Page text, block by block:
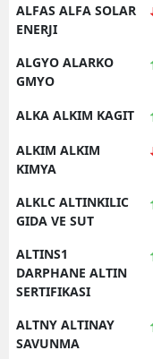
ALFAS ALFA SOLAR
ENERJI
ALGYO ALARKO
GMYO
ALKA ALKIM KAGIT
ALKIM ALKIM
KIMYA
ALKLC ALTINKILIC
GIDA VE SUT
ALTINS1
DARPHANE ALTIN
SERTIFIKASI
ALTNY ALTINAY
SAVUNMA